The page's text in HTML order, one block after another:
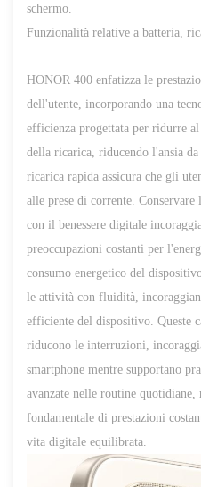
schermo.
Funzionalità relative a batteria,
HONOR 400 enfatizza le
dell'utente, incorporando una
efficienza progettata per ridurre
della ricarica, riducendo l'ansia
ricarica rapida assicura che gli
alle prese di corrente.
con il benessere digitale
preoccupazioni costanti per
consumo energetico del
le attività con fluidità,
efficiente del dispositivo. Queste
riducono le interruzioni,
smartphone mentre supportano
avanzate nelle routine
fondamentale di prestazioni
vita digitale equilibrata.